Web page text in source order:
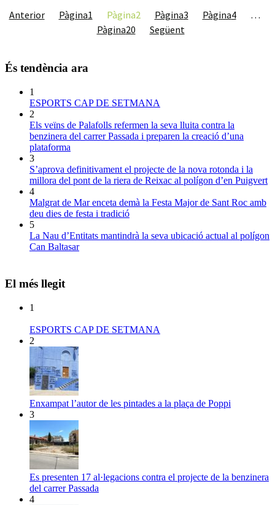
Anterior Pàgina1 Pàgina2 Pàgina3 Pàgina4
…
Pàgina20 Següent
És tendència ara
1
ESPORTS CAP DE SETMANA
2
Els veïns de Palafolls refermen la seva lluita contra la
benzinera del carrer Passada i preparen la creació d’una
plataforma
3
S’aprova definitivament el projecte de la nova rotonda i la
millora del pont de la riera de Reixac al polígon d’en Puigvert
4
Malgrat de Mar enceta demà la Festa Major de Sant Roc amb
deu dies de festa i tradició
5
La Nau d’Entitats mantindrà la seva ubicació actual al polígon
Can Baltasar
El més llegit
1
ESPORTS CAP DE SETMANA
2
Enxampat l’autor de les pintades a la plaça de Poppi
3
Es presenten 17 al·legacions contra el projecte de la benzinera
del carrer Passada
4